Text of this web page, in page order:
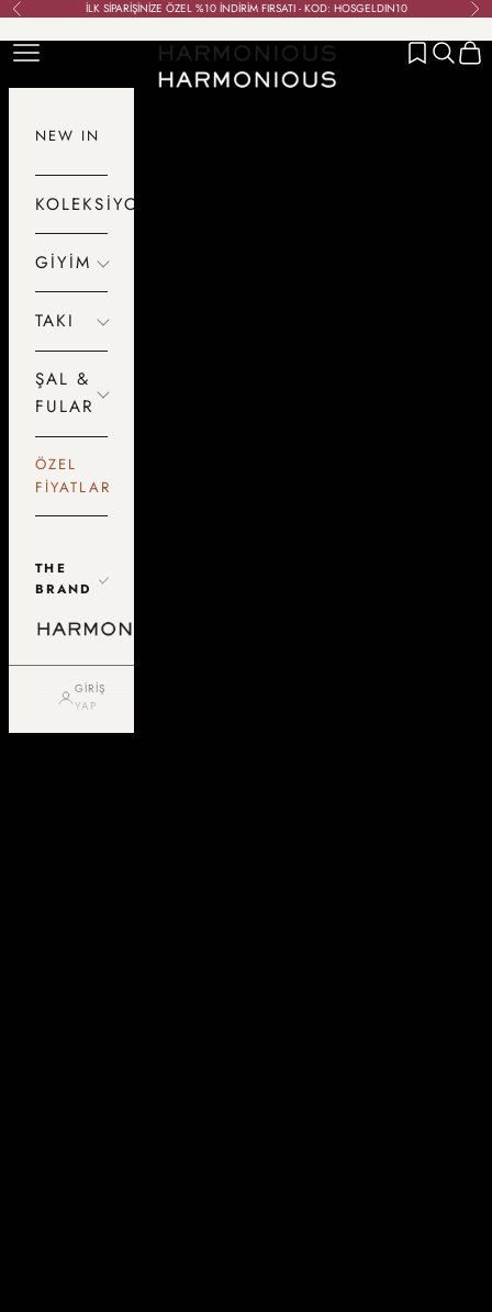
İçeriğe geç
Geri İLK SİPARİŞİNİZE ÖZEL %10 İNDİRİM FIRSATI - KOD: HOSGELDIN10 İleri
HARMONIOUS
Menü Ara Sepet
NEW IN
KOLEKSİYONLAR
GİYİM
TAKI
ŞAL &
FULAR
ÖZEL
FİYATLAR
THE
BRAND
GIRIŞ
YAP